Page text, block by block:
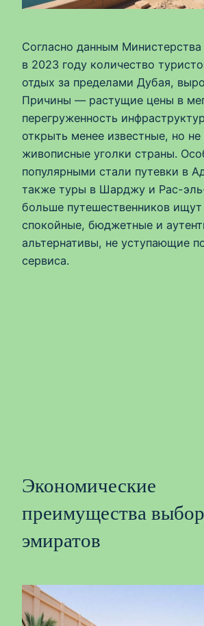
Согласно данным
в 2023 году количество
отдых за пределами Дубая,
Причины — растущие цены в
перегруженность
открыть менее известные, но не
живописные уголки страны.
популярными стали путевки в
также туры в Шарджу и Рас-
больше путешественников
спокойные, бюджетные и
альтернативы, не уступающие
сервиса.
Экономические
преимущества
эмиратов